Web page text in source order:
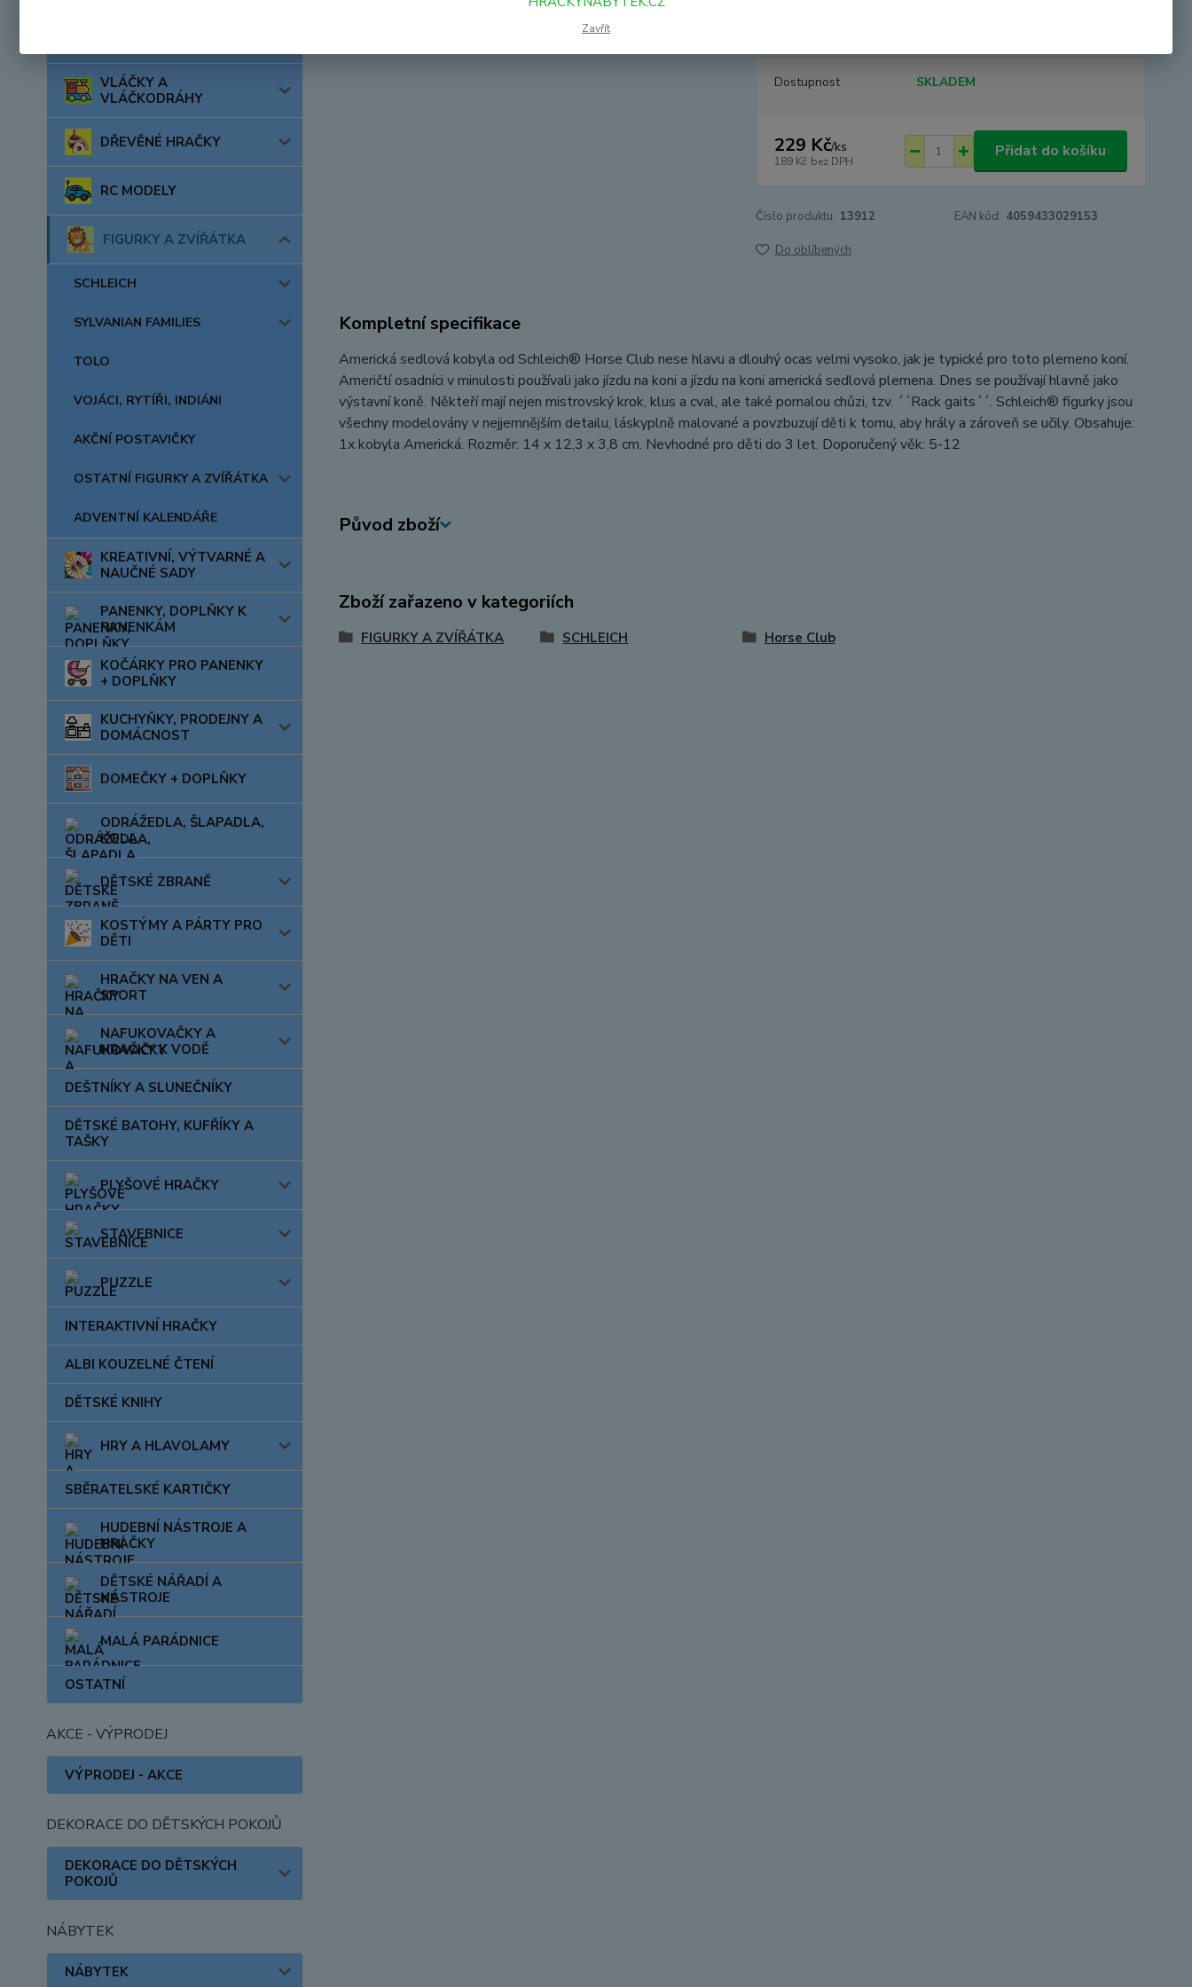
VLÁČKY A
VLÁČKODRÁHY
DŘEVĚNÉ HRAČKY
RC MODELY
FIGURKY A ZVÍŘÁTKA
SCHLEICH
SYLVANIAN FAMILIES
TOLO
VOJÁCI, RYTÍŘI, INDIÁNI
AKČNÍ POSTAVIČKY
OSTATNÍ FIGURKY A ZVÍŘÁTKA
ADVENTNÍ KALENDÁŘE
KREATIVNÍ, VÝTVARNÉ A
NAUČNÉ SADY
PANENKY, DOPLŇKY K
PANENKÁM
KOČÁRKY PRO PANENKY
+ DOPLŇKY
KUCHYŇKY, PRODEJNY A
DOMÁCNOST
DOMEČKY + DOPLŇKY
ODRÁŽEDLA, ŠLAPADLA,
KOLA
DĚTSKÉ ZBRANĚ
KOSTÝMY A PÁRTY PRO
DĚTI
HRAČKY NA VEN A
SPORT
NAFUKOVAČKY A
HRAČKY K VODĚ
DEŠTNÍKY A SLUNEČNÍKY
DĚTSKÉ BATOHY, KUFŘÍKY A
TAŠKY
PLYŠOVÉ HRAČKY
STAVEBNICE
PUZZLE
INTERAKTIVNÍ HRAČKY
ALBI KOUZELNÉ ČTENÍ
DĚTSKÉ KNIHY
HRY A HLAVOLAMY
SBĚRATELSKÉ KARTIČKY
HUDEBNÍ NÁSTROJE A
HRAČKY
DĚTSKÉ NÁŘADÍ A
NÁSTROJE
MALÁ PARÁDNICE
OSTATNÍ
AKCE - VÝPRODEJ
VÝPRODEJ - AKCE
DEKORACE DO DĚTSKÝCH POKOJŮ
DEKORACE DO DĚTSKÝCH
POKOJŮ
NÁBYTEK
NÁBYTEK
Dostupnost SKLADEM
229 Kč/ks
189 Kč bez DPH
Přidat do košíku
Číslo produktu: 13912 EAN kód: 4059433029153
Do oblíbených
Kompletní specifikace
Americká sedlová kobyla od Schleich® Horse Club nese hlavu a dlouhý ocas velmi vysoko, jak je typické pro toto plemeno koní.
Američtí osadníci v minulosti používali jako jízdu na koni a jízdu na koni americká sedlová plemena. Dnes se používají hlavně jako
výstavní koně. Někteří mají nejen mistrovský krok, klus a cval, ale také pomalou chůzi, tzv. ´´Rack gaits´´. Schleich® figurky jsou
všechny modelovány v nejjemnějším detailu, láskyplně malované a povzbuzují děti k tomu, aby hrály a zároveň se učily. Obsahuje:
1x kobyla Americká. Rozměr: 14 x 12,3 x 3,8 cm. Nevhodné pro děti do 3 let. Doporučený věk: 5-12
Původ zboží
Zboží zařazeno v kategoriích
FIGURKY A ZVÍŘÁTKA SCHLEICH Horse Club
Zavřít